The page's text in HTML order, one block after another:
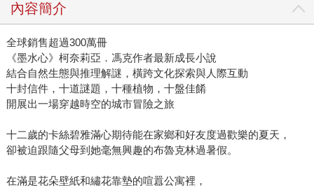
內容簡介
全球銷售超過300萬冊
《墨水心》柯奈莉亞．馮克作者最新成長小說
結合自然生態與推理解謎，橫跨文化探索與人際互動
十封信件，十道謎題，十種植物，十盤佳餚
開展出一場穿越時空的城市冒險之旅
十二歲的卡絲碧雅滿心期待能在家鄉和好友度過歡樂的夏天，
卻被迫跟隨父母到她毫無興趣的布魯克林過暑假。
在滿是花朵壁紙和繡花靠墊的喧囂公寓裡，